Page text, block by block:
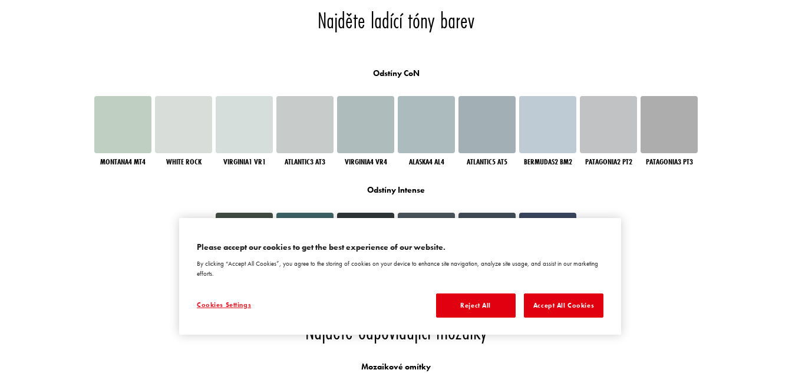
Najděte ladící tóny barev
Odstíny CoN
MONTANA4 MT4 WHITE ROCK VIRGINIA1 VR1 ATLANTIC3 AT3 VIRGINIA4 VR4 ALASKA4 AL4 ATLANTIC5 AT5 BERMUDAS2 BM2 PATAGONIA2 PT2 PATAGONIA3 PT3
Odstíny Intense
Najděte odpovídající mozaiky
Mozaikové omítky
Please accept our cookies to get the best experience of our website.
By clicking “Accept All Cookies”, you agree to the storing of cookies on your device to enhance site navigation, analyze site usage, and assist in our marketing
efforts.
Cookies Settings Reject All Accept All Cookies